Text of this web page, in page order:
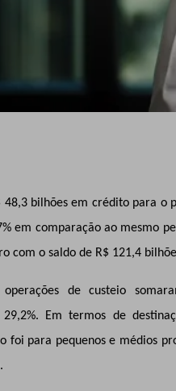
48,3 bilhões em crédito para o
em comparação ao mesmo
com o saldo de R$ 121,4
de custeio
29,2%. Em termos de
foi para pequenos e médios